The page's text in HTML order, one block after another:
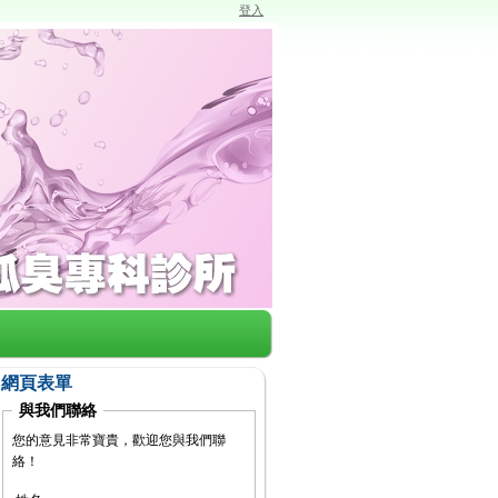
登入
網頁表單
與我們聯絡
您的意見非常寶貴，歡迎您與我們聯
絡！